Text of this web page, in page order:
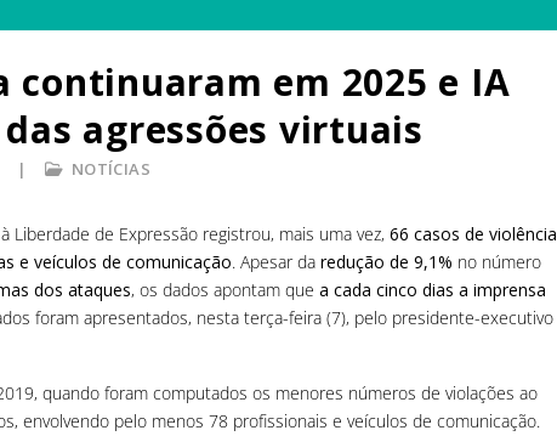
continuaram em 2025 e IA
agressões virtuais
NOTÍCIAS
Liberdade de Expressão registrou, mais uma vez, 66 casos de violência
e veículos de comunicação. Apesar da redução de 9,1% no número
dos ataques, os dados apontam que a cada cinco dias a imprensa
foram apresentados, nesta terça-feira (7), pelo presidente-executivo
quando foram computados os menores números de violações ao
envolvendo pelo menos 78 profissionais e veículos de comunicação.